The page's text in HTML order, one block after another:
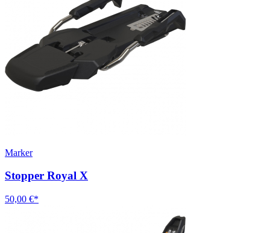
Marker
Stopper Royal X
50,00 €*